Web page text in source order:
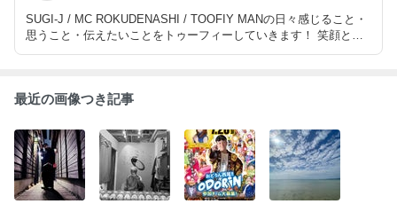
SUGI-J / MC ROKUDENASHI / TOOFIY MANの日々感じること・
思うこと・伝えたいことをトゥーフィーしていきます！ 笑顔とハ
ッピーをお届けblogへようこそ
最近の画像つき記事